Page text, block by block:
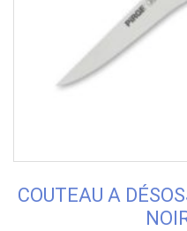
COUTEAU A